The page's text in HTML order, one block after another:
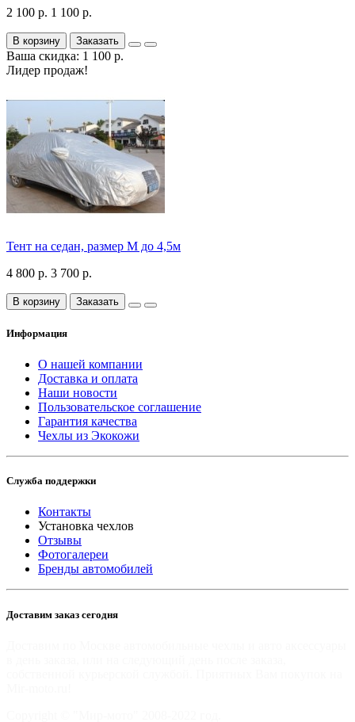
2 100 р. 1 100 р.
В корзину Заказать
Ваша скидка: 1 100 р.
Лидер продаж!
Тент на седан, размер М до 4,5м
4 800 р. 3 700 р.
В корзину Заказать
Информация
О нашей компании
Доставка и оплата
Наши новости
Пользовательское соглашение
Гарантия качества
Чехлы из Экокожи
Служба поддержки
Контакты
Установка чехлов
Отзывы
Фотогалереи
Бренды автомобилей
Доставим заказ сегодня